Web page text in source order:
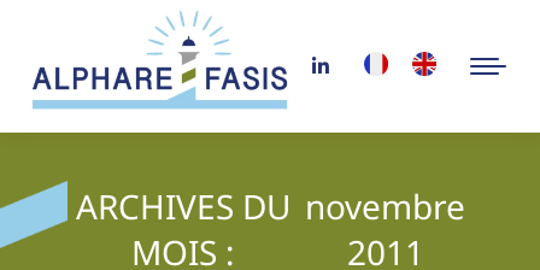
ARCHIVES DU
MOIS :
novembre
2011